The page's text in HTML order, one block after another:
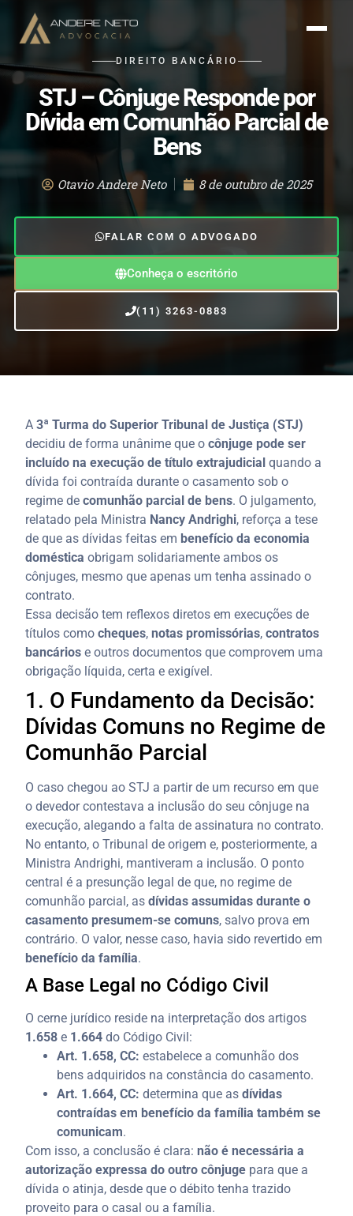
DIREITO BANCÁRIO
STJ – Cônjuge Responde por
Dívida em Comunhão Parcial de
Bens
Otavio Andere Neto 8 de outubro de 2025
FALAR COM O ADVOGADO
Conheça o escritório
(11) 3263-0883
A3ª Turma do Superior Tribunal de Justiça (STJ)
decidiu de forma unânime que ocônjuge pode ser
incluído na execução de título extrajudicial quando a
dívida foi contraída durante o casamento sob o
regime decomunhão parcial de bens. O julgamento,
relatado pela Ministra Nancy Andrighi, reforça a tese
de que as dívidas feitas em benefício da economia
doméstica obrigam solidariamente ambos os
cônjuges, mesmo que apenas um tenha assinado o
contrato.
Essa decisão tem reflexos diretos em execuções de
títulos comocheques,notas promissórias,contratos
bancários e outros documentos que comprovem uma
obrigação líquida, certa e exigível.
1. O Fundamento da Decisão:
Dívidas Comuns no Regime de
Comunhão Parcial
O caso chegou ao STJ a partir de um recurso em que
o devedor contestava a inclusão do seu cônjuge na
execução, alegando a falta de assinatura no contrato.
No entanto, o Tribunal de origem e, posteriormente, a
Ministra Andrighi, mantiveram a inclusão. O ponto
central é a presunção legal de que, no regime de
comunhão parcial, asdívidas assumidas durante o
casamento presumem-se comuns, salvo prova em
contrário. O valor, nesse caso, havia sido revertido em
benefício da família.
A Base Legal no Código Civil
O cerne jurídico reside na interpretação dos artigos
1.658 e 1.664 do Código Civil:
Art. 1.658, CC: estabelece a comunhão dos
bens adquiridos na constância do casamento.
Art. 1.664, CC: determina que asdívidas
contraídas em benefício da família também se
comunicam.
Com isso, a conclusão é clara:não é necessária a
autorização expressa do outro cônjuge para que a
dívida o atinja, desde que o débito tenha trazido
proveito para o casal ou a família.